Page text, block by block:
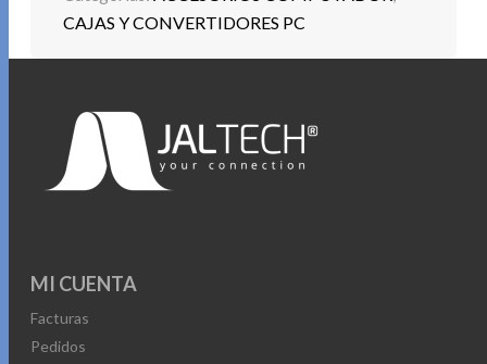
CAJAS Y CONVERTIDORES PC
MI CUENTA
Facturas
Pedidos